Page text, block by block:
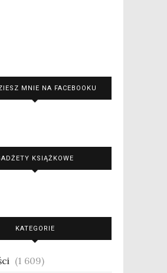
MNIE NA FACEBOOKU
KSIĄŻKOWE
KATEGORIE
(1 609)